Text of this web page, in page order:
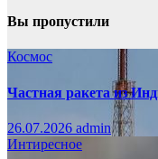
Вы пропустили
Космос
Частная ракета из
26.07.2026 admin
Интиресное